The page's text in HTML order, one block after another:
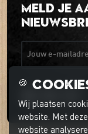
Meld je
🍪
Wij plaatsen
website. Met
website